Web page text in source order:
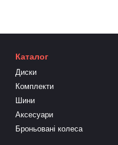
Каталог
Диски
Комплекти
Шини
Аксесуари
Броньовані колеса